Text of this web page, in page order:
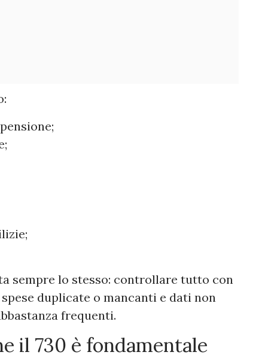
sempre lo stesso: controllare tutto con
duplicate o mancanti e dati non
frequenti.
il 730 è fondamentale